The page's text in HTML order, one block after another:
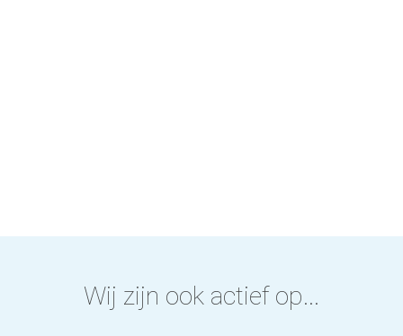
Wij zijn ook actief op...